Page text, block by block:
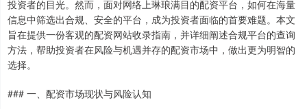
投资者的目光。然而，面对网络上琳琅满目的配资平台，如何在海量
信息中筛选出合规、安全的平台，成为投资者面临的首要难题。本文
旨在提供一份客观的配资网站收录指南，并详细阐述合规平台的查询
方法，帮助投资者在风险与机遇并存的配资市场中，做出更为明智的
选择。
### 一、配资市场现状与风险认知